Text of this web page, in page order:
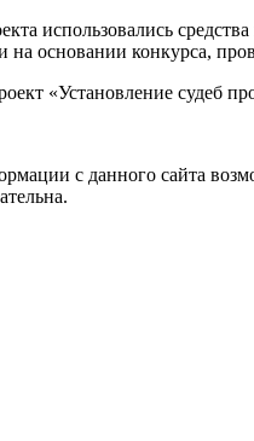
использовались
основании конкурса,
«Установление судеб
с данного сайта